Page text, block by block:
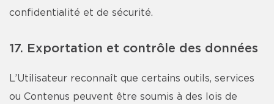
confidentialité et de sécurité.
17. Exportation et contrôle des données
L’Utilisateur reconnaît que certains outils, services
ou Contenus peuvent être soumis à des lois de